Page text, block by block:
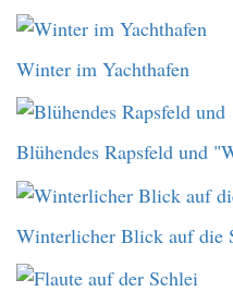
Winter im Yachthafen
Blühendes Rapsfeld und
Winterlicher Blick auf die